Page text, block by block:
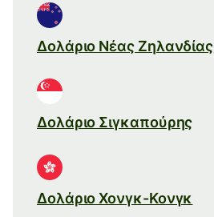
Δολάριο Νέας Ζηλανδίας
Δολάριο Σιγκαπούρης
Δολάριο Χονγκ-Κονγκ